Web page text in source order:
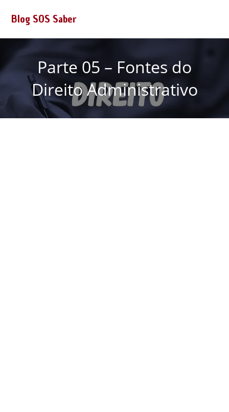
Blog SOS Saber
Parte 05 – Fontes do
Direito Administrativo